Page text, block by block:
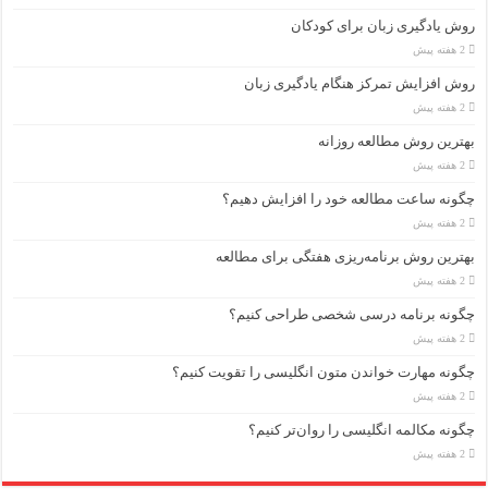
روش یادگیری زبان برای کودکان
2 هفته پیش
روش افزایش تمرکز هنگام یادگیری زبان
2 هفته پیش
بهترین روش مطالعه روزانه
2 هفته پیش
چگونه ساعت مطالعه خود را افزایش دهیم؟
2 هفته پیش
بهترین روش برنامه‌ریزی هفتگی برای مطالعه
2 هفته پیش
چگونه برنامه درسی شخصی طراحی کنیم؟
2 هفته پیش
چگونه مهارت خواندن متون انگلیسی را تقویت کنیم؟
2 هفته پیش
چگونه مکالمه انگلیسی را روان‌تر کنیم؟
2 هفته پیش